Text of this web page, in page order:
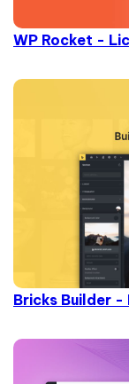
WP Rocket -
Bricks Builder -